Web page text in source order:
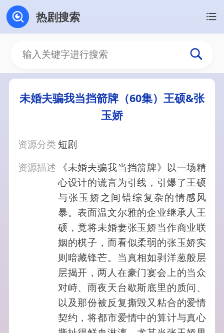
热剧搜索
未婚夫骗我当挡箭牌（60集）王硕&张
玉娇
资源分类 短剧
资源描述
《未婚夫骗我当挡箭牌》以一场精
心设计的谎言为引线，引爆了王硕
与张玉娇之间错综复杂的情感风
暴。表面温文尔雅的企业继承人王
硕，竟将未婚妻张玉娇当作商业联
姻的棋子，而看似柔弱的张玉娇实
则暗藏锋芒。当真相如剥洋葱般层
层揭开，两人在豪门宴会上的当众
对峙、雨夜天台歇斯底里的质问、
以及那份被反复撕毁又粘合的爱情
契约，将都市爱情中的算计与真心